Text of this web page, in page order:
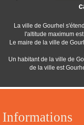
Informations
La ville de Gourhel
l'altitude maximum
Le maire de la ville de
Un habitant de la ville de
de la ville est